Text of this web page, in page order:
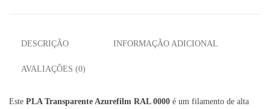
DESCRIÇÃO INFORMAÇÃO ADICIONAL
AVALIAÇÕES (0)
Este PLA Transparente Azurefilm RAL 0000 é um filamento de alta